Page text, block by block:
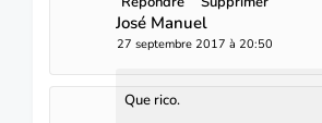
José Manuel
27 septembre 2017 à 20:50
Que rico.